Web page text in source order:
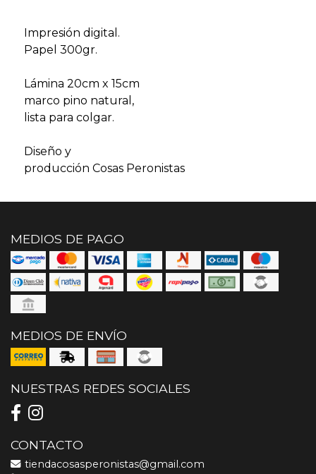
Impresión digital.
Papel 300gr.
Lámina 20cm x 15cm
marco pino natural,
lista para colgar.
Diseño y
producción Cosas Peronistas
MEDIOS DE PAGO
MEDIOS DE ENVÍO
NUESTRAS REDES SOCIALES
CONTACTO
tiendacosasperonistas@gmail.com